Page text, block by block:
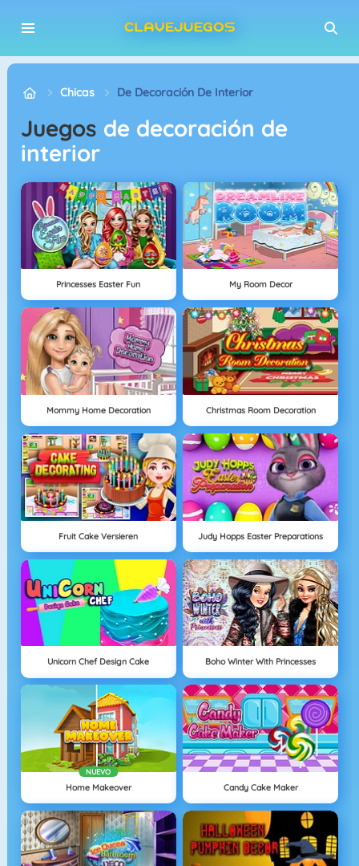
Chicas De Decoración De Interior
Juegos de decoración de
interior
Princesses Easter Fun My Room Decor
Mommy Home Decoration Christmas Room Decoration
Fruit Cake Versieren Judy Hopps Easter Preparations
Unicorn Chef Design Cake Boho Winter With Princesses
NUEVO
Home Makeover Candy Cake Maker